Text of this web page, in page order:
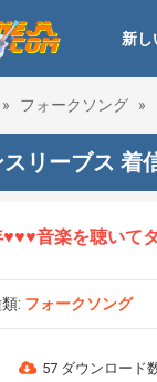
新し
» フォークソング »
リーブス 着
楽を聴いてダウ
: フォークソング
57 ダウンロード